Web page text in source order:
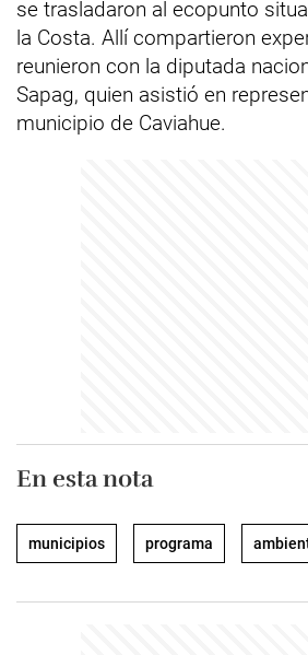
se trasladaron al ecopunto
la Costa. Allí compartieron
reunieron con la diputada
Sapag, quien asistió en
municipio de Caviahue.
En esta nota
municipios programa